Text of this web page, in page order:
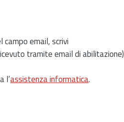
email, scrivi
tramite email di abilitazione)
l’assistenza informatica.